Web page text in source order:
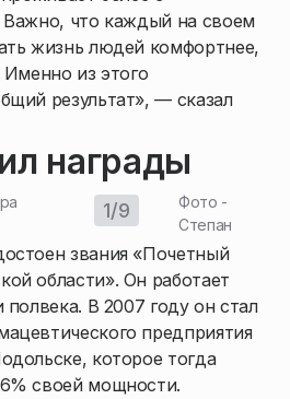
Важно, что каждый на своем
жизнь людей комфортнее,
из этого
результат», — сказал
награды
Фото - ©
Степанова
1/9
звания «Почетный
области». Он работает
В 2007 году он стал
предприятия
которое тогда
своей мощности.